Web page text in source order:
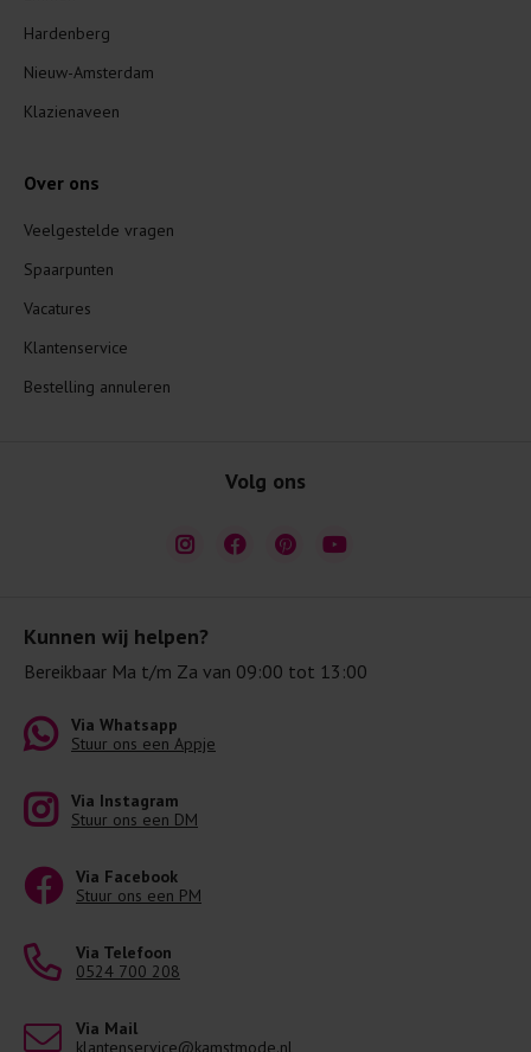
Kunnen wij helpen?
Bereikbaar Ma t/m Za van 09:00 tot 13:00
Via Whatsapp
Stuur ons een Appje
Via Instagram
Stuur ons een DM
Via Facebook
Stuur ons een PM
Via Telefoon
0524 700 208
Via Mail
klantenservice@kamstmode.nl
Hardenberg
Nieuw-Amsterdam
Klazienaveen
Over ons
Veelgestelde vragen
Spaarpunten
Vacatures
Klantenservice
Bestelling annuleren
Volg ons